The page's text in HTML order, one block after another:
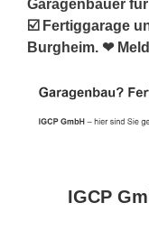
Garagenbauer
☑️ Fertiggarage
Burgheim. ❤
IGCP